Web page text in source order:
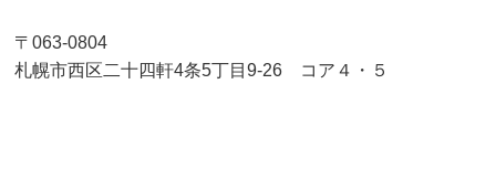
〒063-0804
札幌市西区二十四軒4条5丁目9-26 コア４・５